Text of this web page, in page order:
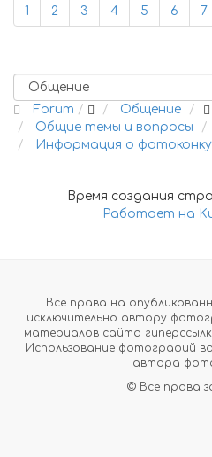
1 2 3 4 5 6 7
Forum
Общение
Общие темы и вопросы
Информация о
Время создания
Работает на
Все права на
исключительно автору
материалов сайта
Использование фотографий
автора
© Все права